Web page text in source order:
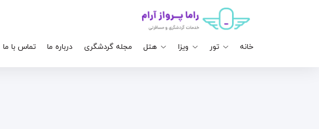
خانه تور ویزا هتل مجله گردشگری درباره ما تماس با ما